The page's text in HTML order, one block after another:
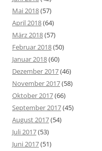
Mai 2018(57)
April 2018(64)
März 2018(57)
Februar 2018(50)
Januar 2018(60)
Dezember 2017(46)
November 2017(58)
Oktober 2017(66)
September 2017(45)
August 2017(54)
Juli 2017(53)
Juni 2017(51)